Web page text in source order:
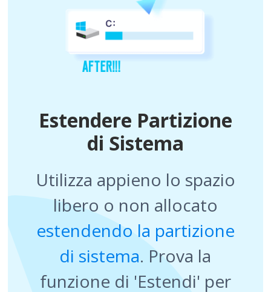
Estendere Partizione
di Sistema
Utilizza appieno lo spazio
libero o non allocato
estendendo la partizione
di sistema. Prova la
funzione di 'Estendi' per